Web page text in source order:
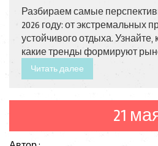
Разбираем самые
2026 году: от экстремальных
устойчивого отдыха. Узнайте,
какие тренды формируют
Читать далее
21